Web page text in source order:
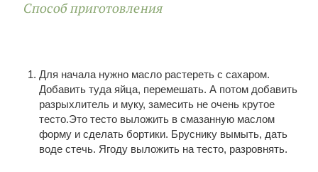
Способ приготовления
Для начала нужно масло растереть с сахаром.
Добавить туда яйца, перемешать. А потом добавить
разрыхлитель и муку, замесить не очень крутое
тесто.Это тесто выложить в смазанную маслом
форму и сделать бортики. Бруснику вымыть, дать
воде стечь. Ягоду выложить на тесто, разровнять.